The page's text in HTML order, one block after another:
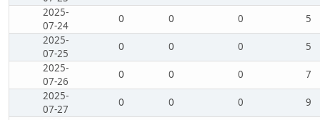
2025-
07-24
0 0 0
5
2025-
07-25
0 0 0
5
2025-
07-26
0 0 0
7
2025-
07-27
0 0 0
9